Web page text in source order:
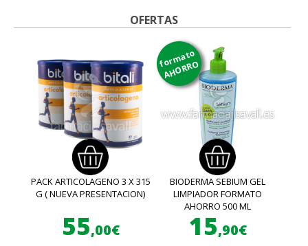
OFERTAS
PACK ARTICOLAGENO 3 X 315
G ( NUEVA PRESENTACION)
55,00€
formato
AHORRO
BIODERMA SEBIUM GEL
LIMPIADOR FORMATO
AHORRO 500 ML
15,90€